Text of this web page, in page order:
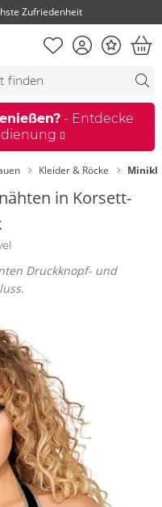
Zufriedenheit
Merkliste
KontoBonus
- Entdecke
Kleider & Röcke
in Korsett-
Druckknopf- und